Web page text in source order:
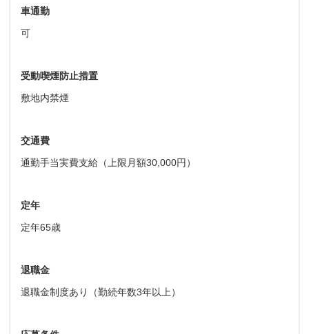
車通勤
可
受動喫煙防止措置
敷地内禁煙
交通費
通勤手当実費支給（上限月額30,000円）
定年
定年65歳
退職金
退職金制度あり（勤続年数3年以上）